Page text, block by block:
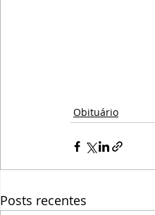
Obituário
Posts recentes